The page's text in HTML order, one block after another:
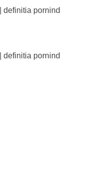
definitia pornind
definitia pornind